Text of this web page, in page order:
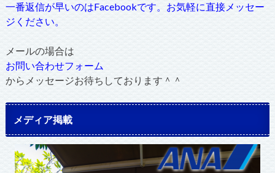
一番返信が早いのはFacebookです。お気軽に直接メッセー
ジください。
メールの場合は
お問い合わせフォーム
からメッセージお待ちしております＾＾
メディア掲載